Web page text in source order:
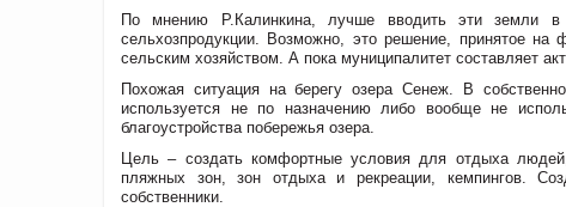
По мнению Р.Калинкина, лучше вводить эти земли
сельхозпродукции. Возможно, это решение, принятое
сельским хозяйством. А пока муниципалитет составляет
Похожая ситуация на берегу озера Сенеж. В
используется не по назначению либо вообще не
благоустройства побережья озера.
Цель – создать комфортные условия для отдыха людей,
пляжных зон, зон отдыха и рекреации, кемпингов.
собственники.